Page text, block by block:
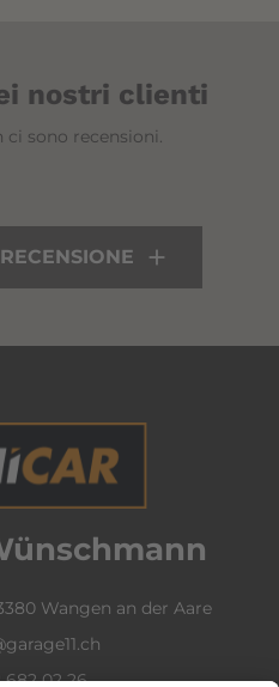
nostri clienti
sono recensioni.
Wangen an der Aare
682 02 26